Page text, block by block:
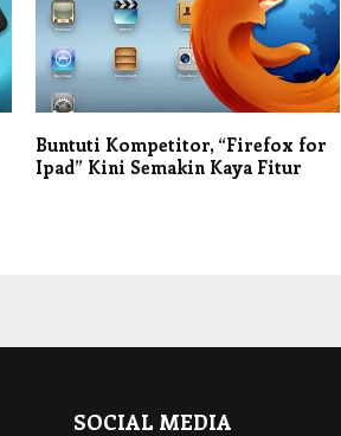
Buntuti Kompetitor, “Firefox for
Ipad” Kini Semakin Kaya Fitur
SOCIAL MEDIA